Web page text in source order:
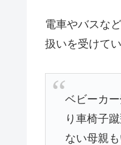
電車やバスな
扱いを受けて
ベビーカ
り車椅子
ない母親